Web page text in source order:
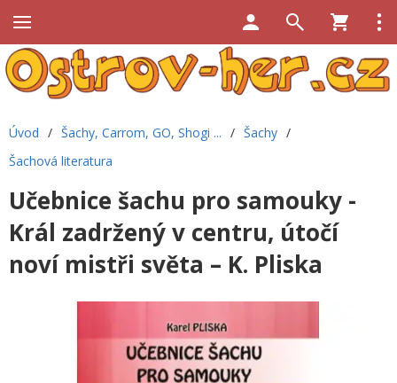
Úvod / Šachy, Carrom, GO, Shogi ... / Šachy /
Šachová literatura
Učebnice šachu pro samouky -
Král zadržený v centru, útočí
noví mistři světa – K. Pliska